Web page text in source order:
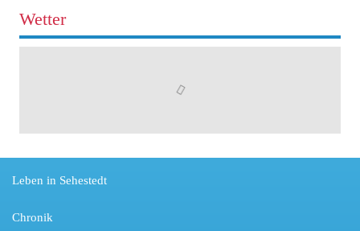
Wetter
Leben in Sehestedt
Chronik